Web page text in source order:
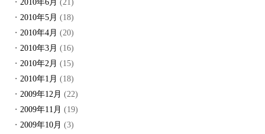
2010年6月 (21)
2010年5月 (18)
2010年4月 (20)
2010年3月 (16)
2010年2月 (15)
2010年1月 (18)
2009年12月 (22)
2009年11月 (19)
2009年10月 (3)